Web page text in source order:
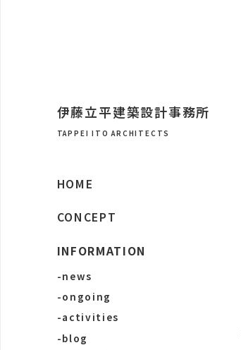
伊藤立平建築設計事務所
TAPPEI ITO ARCHITECTS
HOME
CONCEPT
INFORMATION
-news
-ongoing
-activities
-blog